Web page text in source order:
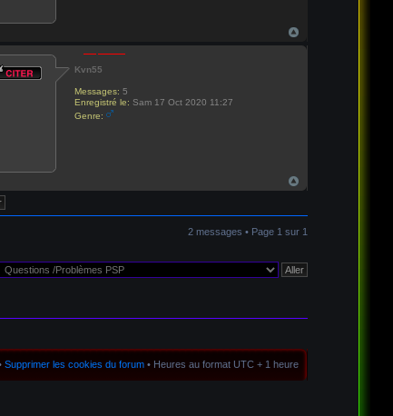
Kvn55
Messages: 5
Enregistré le: Sam 17 Oct 2020 11:27
Genre:
2 messages • Page 1 sur 1
Supprimer les cookies du forum • Heures au format UTC + 1 heure